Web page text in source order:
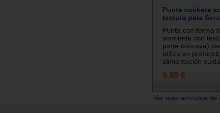
Punta cuchara
textura para
Punta con forma
sonriente con
parte cóncava)
utiliza en
alimentación
6.95 €
Ver más artículos